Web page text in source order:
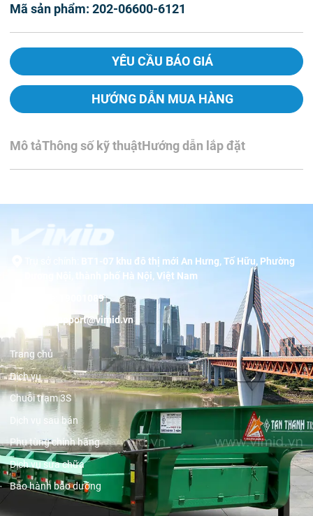
Mã sản phẩm: 202-06600-6121
YÊU CẦU BÁO GIÁ
HƯỚNG DẪN MUA HÀNG
Mô tảThông số kỹ thuậtHướng dẫn lắp đặt
BT1-07 khu đô thị mới An Hưng, Tố Hữu, Phường
Dương Nội, thành phố Hà Nội, Việt Nam
19001089
support@vimid.vn
Trang chủ
Dịch vụ
Chuỗi trạm 3S
Dịch vụ sau bán
Phụ tùng chính hãng
Dịch vụ sửa chữa
Bảo hành bảo dưỡng